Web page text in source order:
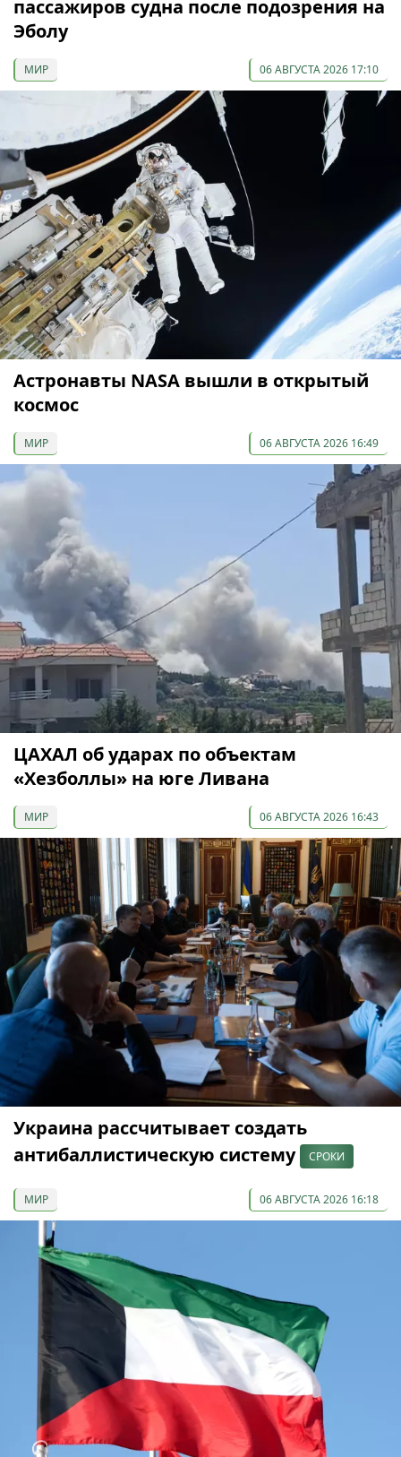
пассажиров судна после подозрения на
Эболу
МИР 06 АВГУСТА 2026 17:10
Астронавты NASA вышли в открытый
космос
МИР 06 АВГУСТА 2026 16:49
ЦАХАЛ об ударах по объектам
«Хезболлы» на юге Ливана
МИР 06 АВГУСТА 2026 16:43
Украина рассчитывает создать
антибаллистическую систему
СРОКИ
МИР 06 АВГУСТА 2026 16:18